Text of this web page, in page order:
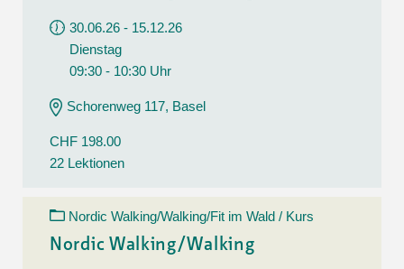
30.06.26 - 15.12.26
Dienstag
09:30 - 10:30 Uhr
Schorenweg 117, Basel
CHF 198.00
22 Lektionen
Nordic Walking/Walking/Fit im Wald / Kurs
Nordic Walking/Walking